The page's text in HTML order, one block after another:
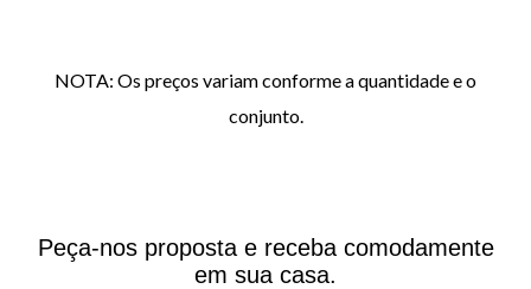
NOTA: Os preços variam conforme a quantidade e o
conjunto.
Peça-nos proposta e receba comodamente
em sua casa.